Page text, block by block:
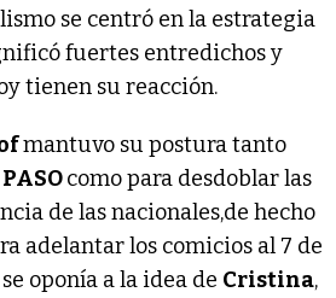
se centró en la estrategia
fuertes entredichos y
tienen su reacción.
mantuvo su postura tanto
PASOcomo para desdoblar las
de las nacionales,de hecho
adelantar los comicios al 7 de
oponía a la idea de Cristina,